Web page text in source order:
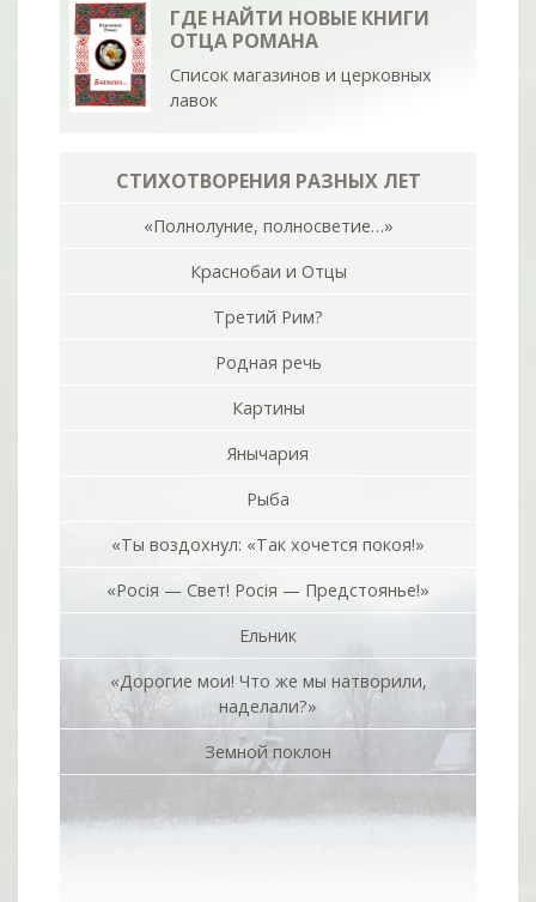
ГДЕ НАЙТИ НОВЫЕ КНИГИ
ОТЦА РОМАНА
Список магазинов и церковных
лавок
СТИХОТВОРЕНИЯ РАЗНЫХ ЛЕТ
«Полнолуние, полносветие…»
Краснобаи и Отцы
Третий Рим?
Родная речь
Картины
Янычария
Рыба
«Ты воздохнул: «Так хочется покоя!»
«Росiя — Свет! Росiя — Предстоянье!»
Ельник
«Дорогие мои! Что же мы натворили,
наделали?»
Земной поклон